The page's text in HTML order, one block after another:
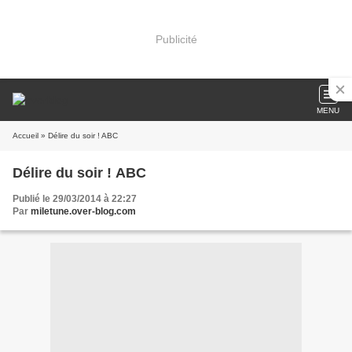
Publicité
MENU
Accueil » Délire du soir ! ABC
Délire du soir ! ABC
Publié le 29/03/2014 à 22:27
Par miletune.over-blog.com